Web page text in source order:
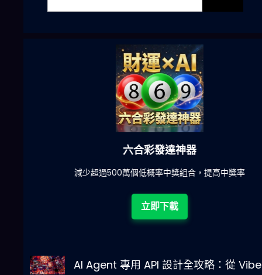
六合彩發達神器
減少超過500萬個低概率中獎組合，提高中獎率
立即下載
AI Agent 專用 API 設計全攻略：從 Vibe